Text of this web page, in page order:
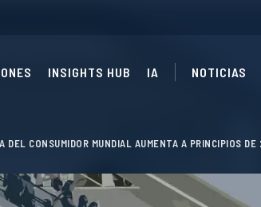
INSIGHTS HUB IA NOTICIAS
CONSUMIDOR MUNDIAL AUMENTA A PRINCIPIOS